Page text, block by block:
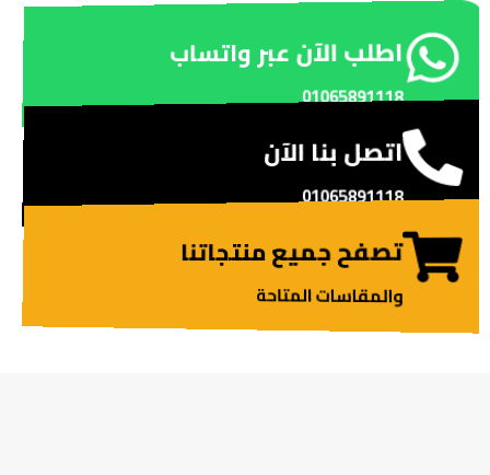
اطلب الآن عبر واتساب
01065891118
اتصل بنا الآن
01065891118
تصفح جميع منتجاتنا
والمقاسات المتاحة